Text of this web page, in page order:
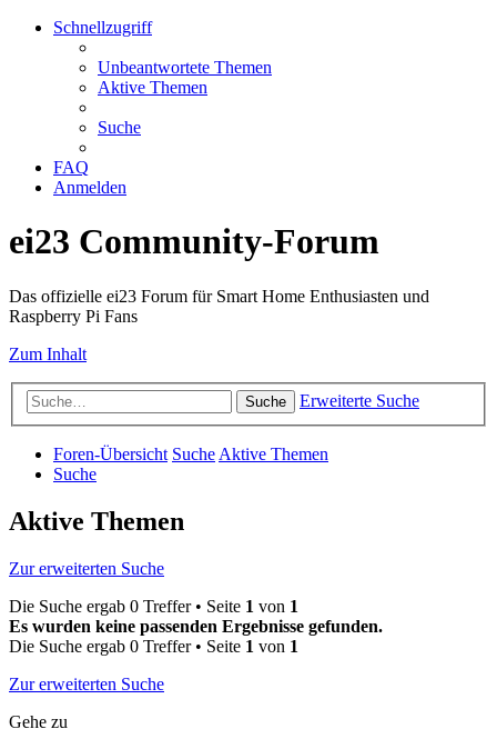
Schnellzugriff
Unbeantwortete Themen
Aktive Themen
Suche
FAQ
Anmelden
ei23 Community-Forum
Das offizielle ei23 Forum für Smart Home Enthusiasten und
Raspberry Pi Fans
Zum Inhalt
Suche Erweiterte Suche
Foren-Übersicht SucheAktive Themen
Suche
Aktive Themen
Zur erweiterten Suche
Die Suche ergab 0 Treffer • Seite 1 von 1
Es wurden keine passenden Ergebnisse gefunden.
Die Suche ergab 0 Treffer • Seite 1 von 1
Zur erweiterten Suche
Gehe zu